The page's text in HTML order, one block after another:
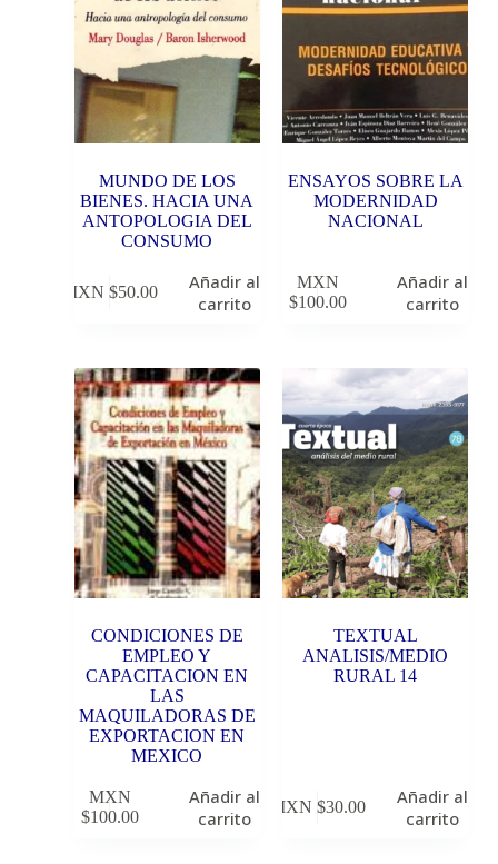
MUNDO DE LOS
BIENES. HACIA UNA
ANTOPOLOGIA DEL
CONSUMO
MXN $50.00
Añadir al
carrito
ENSAYOS SOBRE LA
MODERNIDAD
NACIONAL
MXN
$100.00
Añadir al
carrito
CONDICIONES DE
EMPLEO Y
CAPACITACION EN
LAS
MAQUILADORAS DE
EXPORTACION EN
MEXICO
MXN
$100.00
Añadir al
carrito
TEXTUAL
ANALISIS/MEDIO
RURAL 14
MXN $30.00
Añadir al
carrito